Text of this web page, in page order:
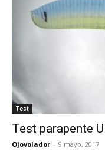
Test
Test parapente
Ojovolador - 9 mayo, 2017